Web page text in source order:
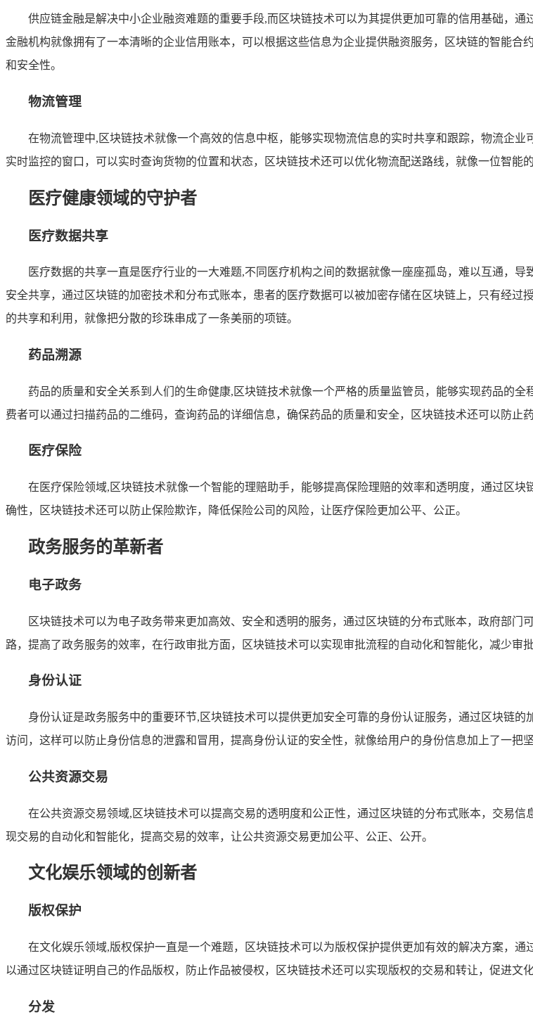
供应链金融是解决中小企业融资难题的重要手段,而区块链技术可以为其提供更加可靠的信用基础，
金融机构就像拥有了一本清晰的企业信用账本，可以根据这些信息为企业提供融资服务，区块链的智能
和安全性。
物流管理
在物流管理中,区块链技术就像一个高效的信息中枢，能够实现物流信息的实时共享和跟踪，物流企
实时监控的窗口，可以实时查询货物的位置和状态，区块链技术还可以优化物流配送路线，就像一位智能
医疗健康领域的守护者
医疗数据共享
医疗数据的共享一直是医疗行业的一大难题,不同医疗机构之间的数据就像一座座孤岛，难以互通，
安全共享，通过区块链的加密技术和分布式账本，患者的医疗数据可以被加密存储在区块链上，只有经
的共享和利用，就像把分散的珍珠串成了一条美丽的项链。
药品溯源
药品的质量和安全关系到人们的生命健康,区块链技术就像一个严格的质量监管员，能够实现药品的
费者可以通过扫描药品的二维码，查询药品的详细信息，确保药品的质量和安全，区块链技术还可以防止
医疗保险
在医疗保险领域,区块链技术就像一个智能的理赔助手，能够提高保险理赔的效率和透明度，通过区
确性，区块链技术还可以防止保险欺诈，降低保险公司的风险，让医疗保险更加公平、公正。
政务服务的革新者
电子政务
区块链技术可以为电子政务带来更加高效、安全和透明的服务，通过区块链的分布式账本，政府部
路，提高了政务服务的效率，在行政审批方面，区块链技术可以实现审批流程的自动化和智能化，减少审
身份认证
身份认证是政务服务中的重要环节,区块链技术可以提供更加安全可靠的身份认证服务，通过区块链
访问，这样可以防止身份信息的泄露和冒用，提高身份认证的安全性，就像给用户的身份信息加上了一把坚
公共资源交易
在公共资源交易领域,区块链技术可以提高交易的透明度和公正性，通过区块链的分布式账本，交易
现交易的自动化和智能化，提高交易的效率，让公共资源交易更加公平、公正、公开。
文化娱乐领域的创新者
版权保护
在文化娱乐领域,版权保护一直是一个难题，区块链技术可以为版权保护提供更加有效的解决方案，
以通过区块链证明自己的作品版权，防止作品被侵权，区块链技术还可以实现版权的交易和转让，促进文
分发